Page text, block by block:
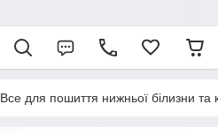
Все для пошиття нижньої білизни та